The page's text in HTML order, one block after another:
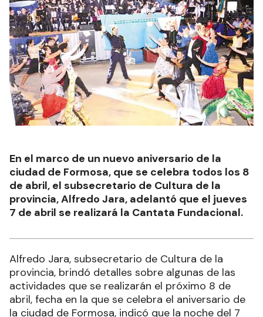
En el marco de un nuevo aniversario de la
ciudad de Formosa, que se celebra todos los 8
de abril, el subsecretario de Cultura de la
provincia, Alfredo Jara, adelantó que el jueves
7 de abril se realizará la Cantata Fundacional.
Alfredo Jara, subsecretario de Cultura de la
provincia, brindó detalles sobre algunas de las
actividades que se realizarán el próximo 8 de
abril, fecha en la que se celebra el aniversario de
la ciudad de Formosa, indicó que la noche del 7